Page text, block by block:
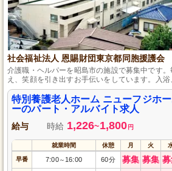
社会福祉法人 恩賜財団東京都同胞援護会
介護職・ヘルパーを昭島市の施設で募集中です
え、笑顔を引き出すお手伝いをしています。入
エーションの運営まで、豊富な業務を通じて地
登用制度もあり、さまざまなキャリアパスを描
特別養護老人ホーム ニューフジホ
ーのパート・アルバイト求人
給与 時給 1,226~1,800 円
就業時間 休憩 月 火
早番 7:00～ 16:00 60分 募集 募集